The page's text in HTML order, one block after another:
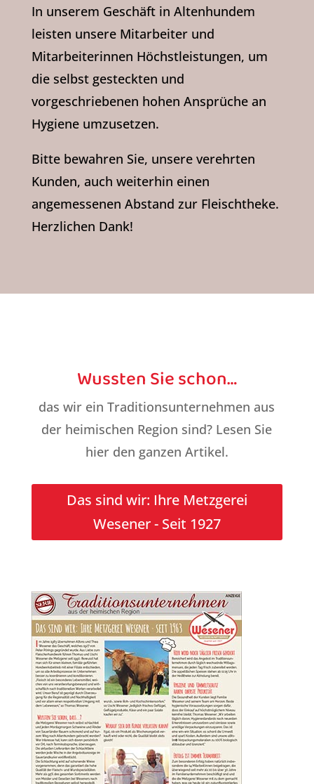
In unserem Geschäft in Altenhundem
leisten unsere Mitarbeiter und
Mitarbeiterinnen Höchstleistungen, um
die selbst gesteckten und
vorgeschriebenen hohen Ansprüche an
Hygiene umzusetzen.
Bitte bewahren Sie, unsere verehrten
Kunden, auch weiterhin einen
angemessenen Abstand zur Fleischtheke.
Herzlichen Dank!
Wussten Sie schon…
das wir ein Traditionsunternehmen aus
der heimischen Region sind? Lesen Sie
hier den ganzen Artikel.
Das sind wir: Ihre Metzgerei
Wesener - Seit 1927